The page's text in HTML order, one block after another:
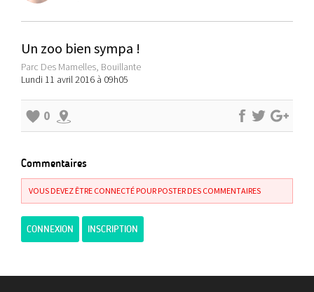
Un zoo bien sympa !
Parc Des Mamelles, Bouillante
Lundi 11 avril 2016 à 09h05
0
Commentaires
VOUS DEVEZ ÊTRE CONNECTÉ POUR POSTER DES COMMENTAIRES
CONNEXION INSCRIPTION